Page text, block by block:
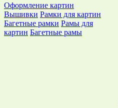
Оформление картин
Вышивки Рамки для картин
Багетные рамки Рамы для
картин Багетные рамы